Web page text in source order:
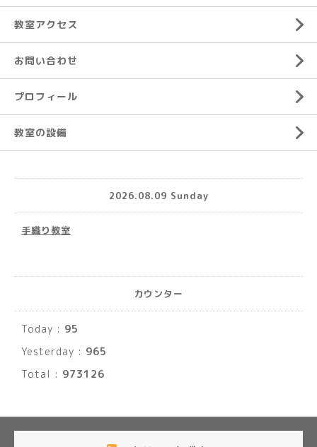
教室アクセス
お問い合わせ
プロフィール
教室の設備
2026.08.09 Sunday
手織り教室
カウンター
Today : 95
Yesterday : 965
Total : 973126